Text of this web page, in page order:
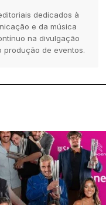
dedicados à
e da música
na divulgação
produção de eventos.